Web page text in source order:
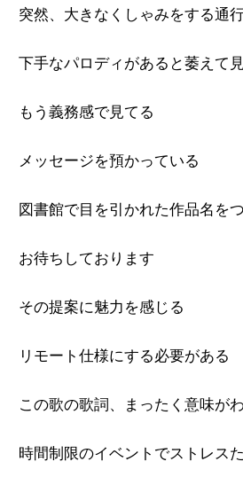
突然、大きなくしゃみをする通
下手なパロディがあると萎えて
もう義務感で見てる
メッセージを預かっている
図書館で目を引かれた作品名を
お待ちしております
その提案に魅力を感じる
リモート仕様にする必要がある
この歌の歌詞、まったく意味が
時間制限のイベントでストレス